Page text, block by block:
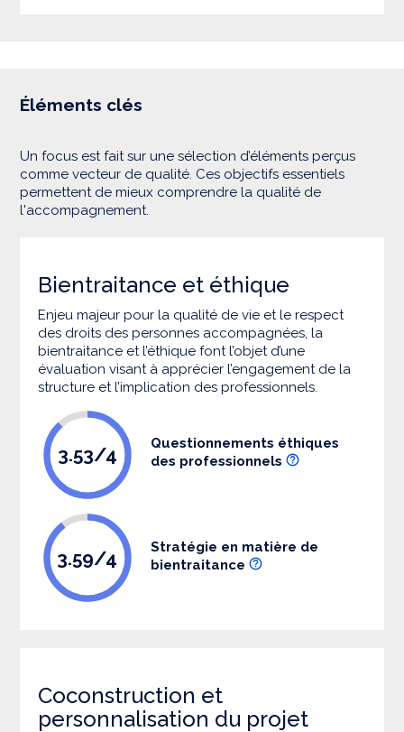
Éléments clés
Un focus est fait sur une sélection d’éléments perçus
comme vecteur de qualité. Ces objectifs essentiels
permettent de mieux comprendre la qualité de
l'accompagnement.
Bientraitance et éthique
Enjeu majeur pour la qualité de vie et le respect
des droits des personnes accompagnées, la
bientraitance et l’éthique font l’objet d’une
évaluation visant à apprécier l’engagement de la
structure et l’implication des professionnels.
3.53/4
Questionnements éthiques
des professionnels
3.59/4
Stratégie en matière de
bientraitance
Coconstruction et
personnalisation du projet